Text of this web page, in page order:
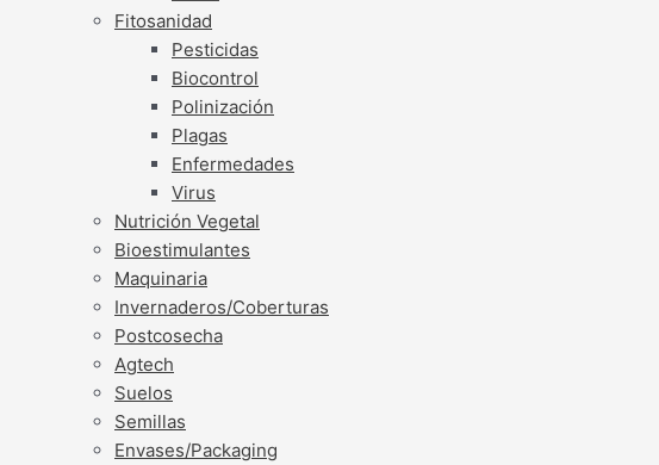
Fitosanidad
Pesticidas
Biocontrol
Polinización
Plagas
Enfermedades
Virus
Nutrición Vegetal
Bioestimulantes
Maquinaria
Invernaderos/Coberturas
Postcosecha
Agtech
Suelos
Semillas
Envases/Packaging